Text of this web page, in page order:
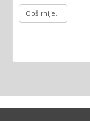
Opširnije...